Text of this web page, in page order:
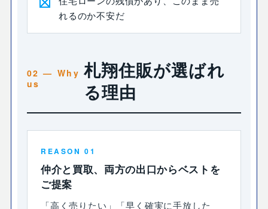
れるのか不安だ
札翔住販が選ばれ
る理由
REASON 01
仲介と買取、両方の出口からベストを
ご提案
「高く売りたい」「早く確実に手放した